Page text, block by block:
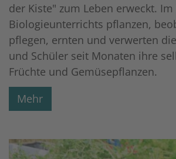
der Kiste" zum Leben erweckt. Im
Biologieunterrichts pflanzen,
pflegen, ernten und verwerten
und Schüler seit Monaten ihre
Früchte und Gemüsepflanzen.
Mehr